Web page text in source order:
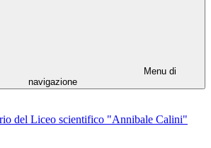
Menu di
navigazione
del Liceo scientifico "Annibale Calini"